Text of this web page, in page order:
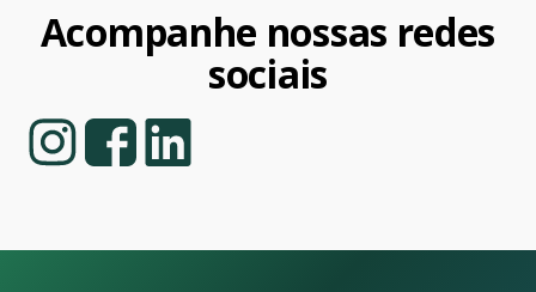
Acompanhe nossas redes
sociais